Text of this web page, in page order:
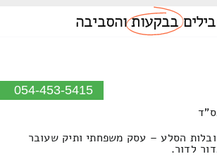
בבקעותוהסביבה
054-453-5415
הסלע – עסק משפחתי ותיק שעובר
לדור.